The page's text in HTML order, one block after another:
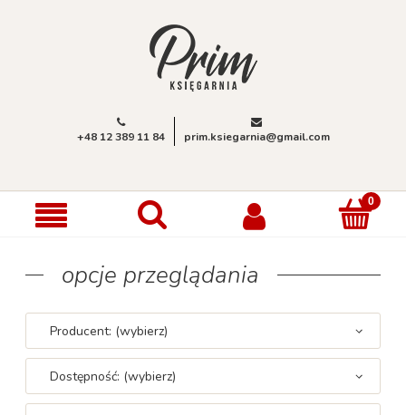
+48 12 389 11 84 prim.ksiegarnia@gmail.com
opcje przeglądania
Producent: (wybierz)
Dostępność: (wybierz)